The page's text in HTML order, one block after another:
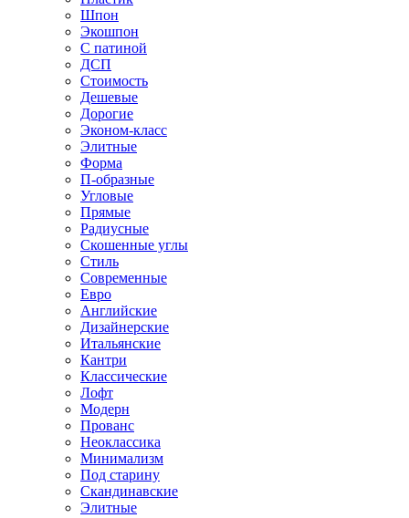
Шпон
Экошпон
С патиной
ДСП
Стоимость
Дешевые
Дорогие
Эконом-класс
Элитные
Форма
П-образные
Угловые
Прямые
Радиусные
Скошенные углы
Стиль
Современные
Евро
Английские
Дизайнерские
Итальянские
Кантри
Классические
Лофт
Модерн
Прованс
Неоклассика
Минимализм
Под старину
Скандинавские
Элитные